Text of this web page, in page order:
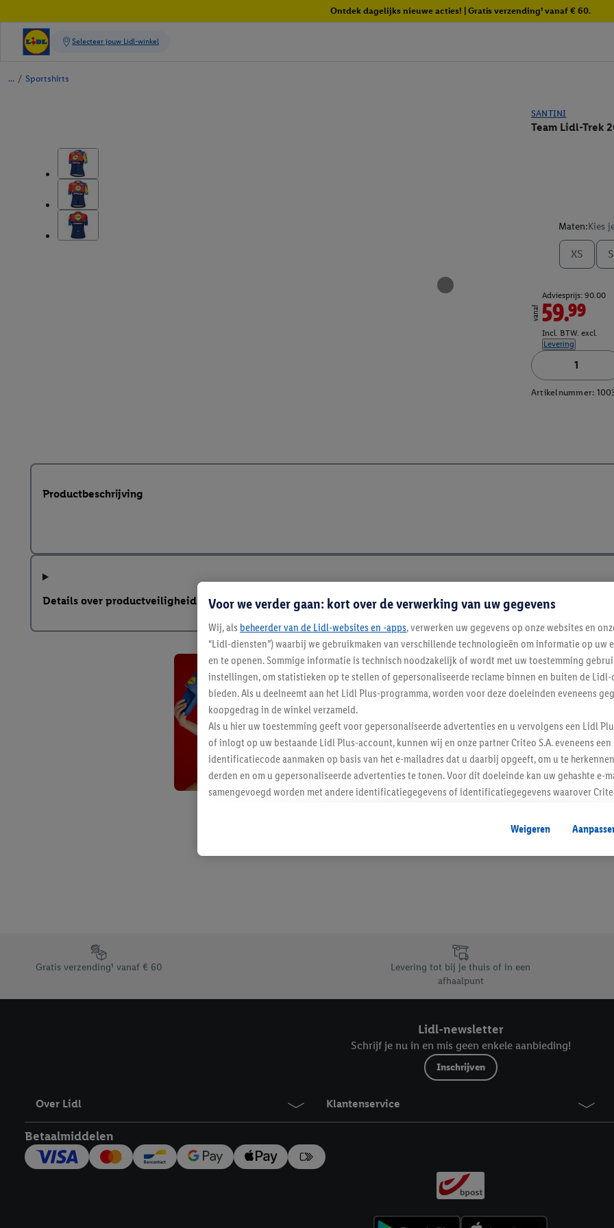
Ontdek dagelijks nieuwe acties! | Gratis verzending¹ vanaf € 60.
/ Sportshirts
SANTINI
Team Lidl-Trek
Maten:Kies
XS S
vanaf
Adviesprijs: 90.00
59.99
Incl. BTW. excl.
Levering
Artikelnummer:
Productbeschrijving
Details over productveiligheid
Blijf op de
Inschrijven
Footerelement met de verschillende USPs van Lidl.be
Gratis verzending¹ vanaf € 60
Levering tot bij je thuis of in een
afhaalpunt
Lidl-newsletter
Schrijf je nu in en mis geen enkele aanbieding!
Inschrijven
Over Lidl Klantenservice
Betaalmiddelen
Voor we verder gaan: kort over de verwerking van uw gegevens
Wij, als beheerder van de Lidl-websites en -apps, verwerken uw gegevens op onze websites en
“Lidl-diensten”) waarbij we gebruikmaken van verschillende technologieën om informatie op uw
en te openen. Sommige informatie is technisch noodzakelijk of wordt met uw toestemming
instellingen, om statistieken op te stellen of gepersonaliseerde reclame binnen en buiten de Lidl-
bieden. Als u deelneemt aan het Lidl Plus-programma, worden voor deze doeleinden eveneens
koopgedrag in de winkel verzameld.
Als u hier uw toestemming geeft voor gepersonaliseerde advertenties en u vervolgens een Lidl
of inlogt op uw bestaande Lidl Plus-account, kunnen wij en onze partner Criteo S.A. eveneens
identificatiecode aanmaken op basis van het e-mailadres dat u daarbij opgeeft, om u te
derden en om u gepersonaliseerde advertenties te tonen. Voor dit doeleinde kan uw gehashte e-
samengevoegd worden met andere identificatiegegevens of identificatiegegevens waarover
Als u hiermee akkoord gaat, kunnen advertenties in het kader van retargeting, d.w.z.
niet te kopen), ook op verschillende apparaten en verschillende Lidl-diensten worden
waaronder de bewaartermijn van de gegevens en uw recht om uw toestemming te allen tijde met
privacyverklaring .Je vindt het impressum hier.
Weigeren